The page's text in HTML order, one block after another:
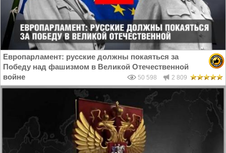
Европарламент: русские должны покаяться за
Победу над фашизмом в Великой Отечественной
войне
50 598 2 809